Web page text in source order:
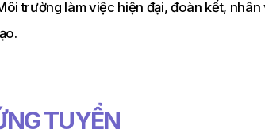
trường làm việc hiện đại, đoàn kết,
TUYỂN